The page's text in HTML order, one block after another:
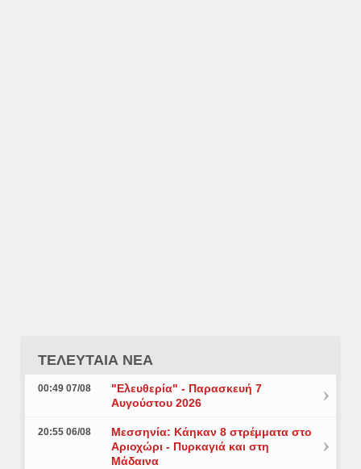
ΤΕΛΕΥΤΑΙΑ ΝΕΑ
00:49 07/08
"Ελευθερία" - Παρασκευή 7
Αυγούστου 2026
20:55 06/08
Μεσσηνία: Κάηκαν 8 στρέμματα στο
Αριοχώρι - Πυρκαγιά και στη
Μάδαινα